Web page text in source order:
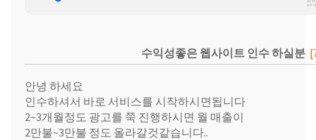
수익성좋은 웹사이트 인수 하실분
안녕 하세요
인수하셔서 바로 서비스를 시작하시면됩니다
2~3개월정도 광고를 쭉 진행하시면 월 매출이
2만불~3만불 정도 올라갈것같습니다..